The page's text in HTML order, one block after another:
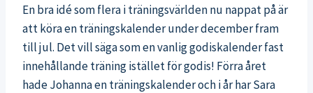
En bra idé som flera i träningsvärlden nu nappat på är
att köra en träningskalender under december fram
till jul. Det vill säga som en vanlig godiskalender fast
innehållande träning istället för godis! Förra året
hade Johanna en träningskalender och i år har Sara